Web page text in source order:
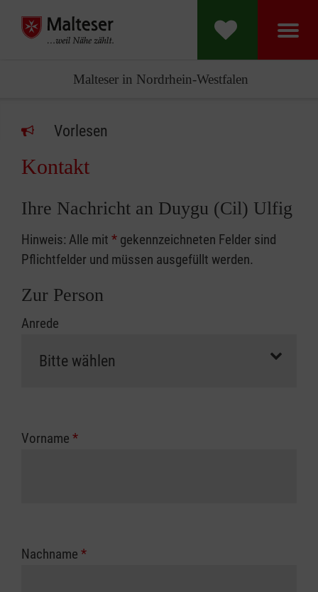
Malteser in Nordrhein-Westfalen
Vorlesen
Kontakt
Ihre Nachricht an Duygu (Cil) Ulfig
Hinweis: Alle mit * gekennzeichneten Felder sind
Pflichtfelder und müssen ausgefüllt werden.
Zur Person
Anrede
Vorname *
Nachname *